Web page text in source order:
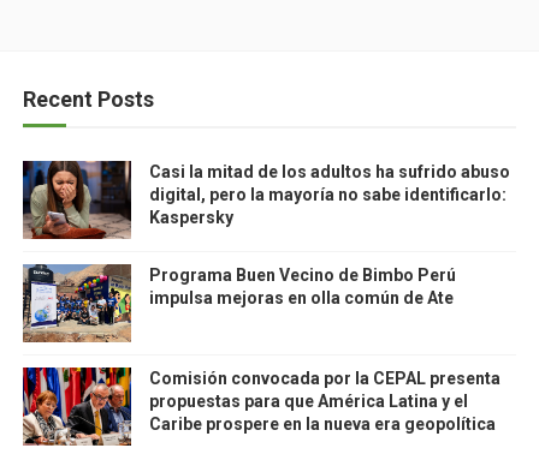
Recent Posts
Casi la mitad de los adultos ha sufrido abuso
digital, pero la mayoría no sabe identificarlo:
Kaspersky
Programa Buen Vecino de Bimbo Perú
impulsa mejoras en olla común de Ate
Comisión convocada por la CEPAL presenta
propuestas para que América Latina y el
Caribe prospere en la nueva era geopolítica